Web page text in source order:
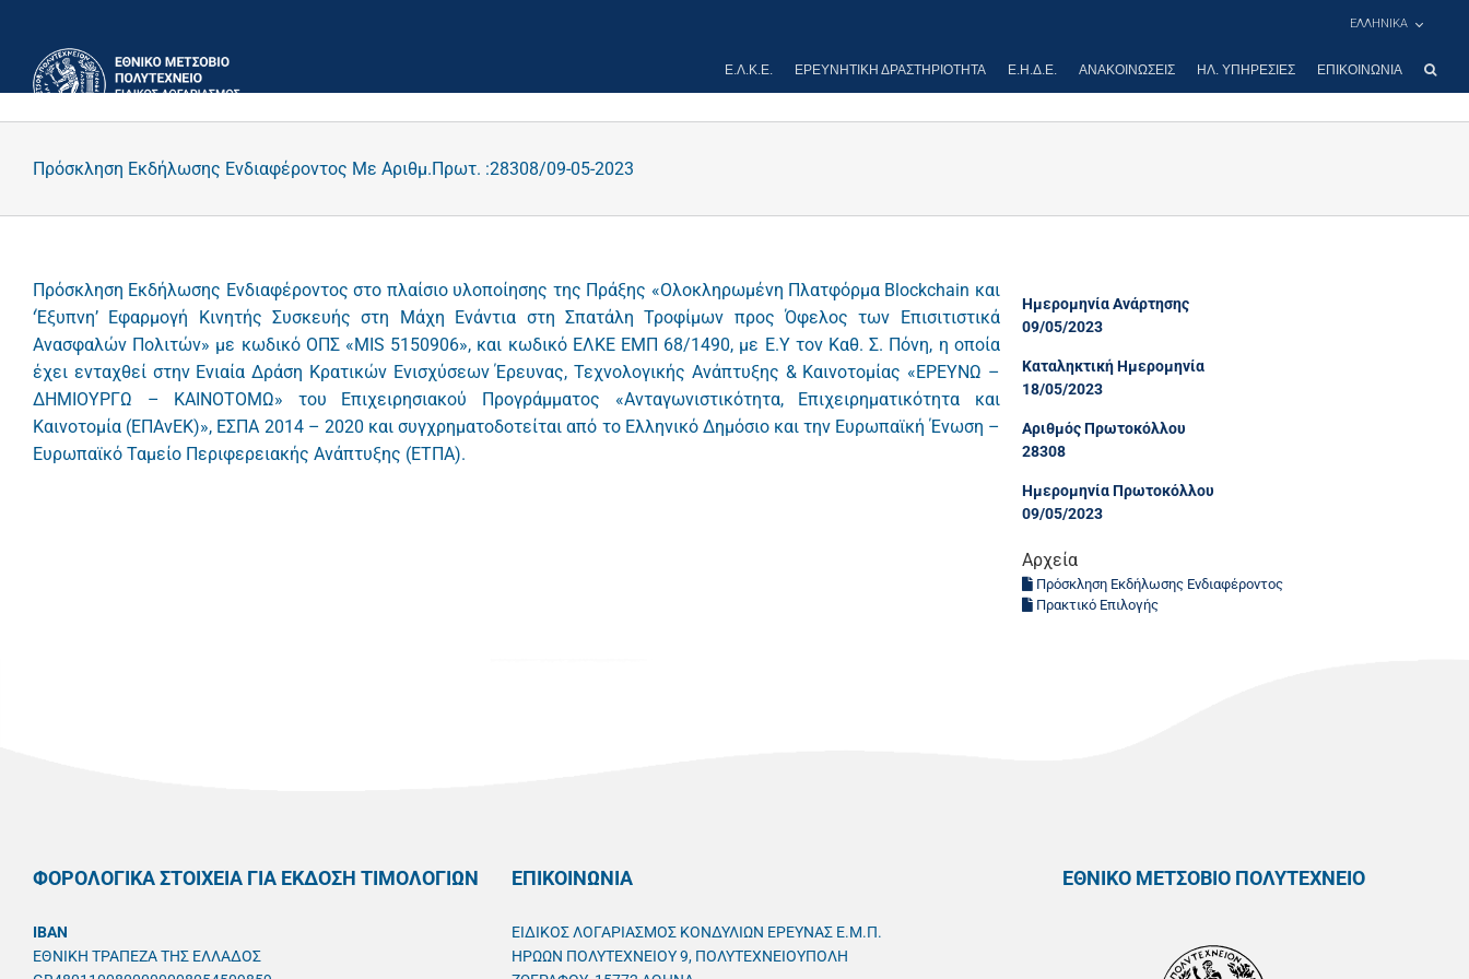
περιεχόμενο
ΕΛΛΗΝΙΚΑ
Ε.Λ.Κ.Ε. ΕΡΕΥΝΗΤΙΚΉ ΔΡΑΣΤΗΡΙΌΤΗΤΑ Ε.Η.Δ.Ε. ΑΝΑΚΟΙΝΏΣΕΙΣ ΗΛ. ΥΠΗΡΕΣΊΕΣ ΕΠΙΚΟΙΝΩΝΊΑ
Πρόσκληση Εκδήλωσης Ενδιαφέροντος Με Αριθμ.Πρωτ. :28308/09-05-2023
Πρόσκληση Εκδήλωσης Ενδιαφέροντος στο πλαίσιο υλοποίησης της Πράξης «Ολοκληρωμένη Πλατφόρμα Blockchain και
‘Έξυπνη’ Εφαρμογή Κινητής Συσκευής στη Μάχη Ενάντια στη Σπατάλη Τροφίμων προς Όφελος των Επισιτιστικά
Ανασφαλών Πολιτών» με κωδικό ΟΠΣ «MIS 5150906», και κωδικό ΕΛΚΕ ΕΜΠ 68/1490, με Ε.Υ τον Καθ. Σ. Πόνη, η οποία
έχει ενταχθεί στην Ενιαία Δράση Κρατικών Ενισχύσεων Έρευνας, Τεχνολογικής Ανάπτυξης & Καινοτομίας «ΕΡΕΥΝΩ –
ΔΗΜΙΟΥΡΓΩ – ΚΑΙΝΟΤΟΜΩ» του Επιχειρησιακού Προγράμματος «Ανταγωνιστικότητα, Επιχειρηματικότητα και
Καινοτομία (ΕΠΑνΕΚ)», ΕΣΠΑ 2014 – 2020 και συγχρηματοδοτείται από το Ελληνικό Δημόσιο και την Ευρωπαϊκή Ένωση –
Ευρωπαϊκό Ταμείο Περιφερειακής Ανάπτυξης (ΕΤΠΑ).
Ημερομηνία Ανάρτησης
09/05/2023
Καταληκτική Ημερομηνία
18/05/2023
Αριθμός Πρωτοκόλλου
28308
Ημερομηνία Πρωτοκόλλου
09/05/2023
Αρχεία
Πρόσκληση Εκδήλωσης Ενδιαφέροντος
Πρακτικό Επιλογής
ΦΟΡΟΛΟΓΙΚΑ ΣΤΟΙΧΕΙΑ ΓΙΑ ΕΚΔΟΣΗ ΤΙΜΟΛΟΓΙΩΝ
IBAN
ΕΘΝΙΚΗ ΤΡΑΠΕΖΑ ΤΗΣ ΕΛΛΑΔΟΣ
ΕΠΙΚΟΙΝΩΝΙΑ
ΕΙΔΙΚΟΣ ΛΟΓΑΡΙΑΣΜΟΣ ΚΟΝΔΥΛΙΩΝ ΕΡΕΥΝΑΣ Ε.Μ.Π.
ΗΡΩΩΝ ΠΟΛΥΤΕΧΝΕΙΟΥ 9, ΠΟΛΥΤΕΧΝΕΙΟΥΠΟΛΗ
ΕΘΝΙΚΟ ΜΕΤΣΟΒΙΟ ΠΟΛΥΤΕΧΝΕΙΟ